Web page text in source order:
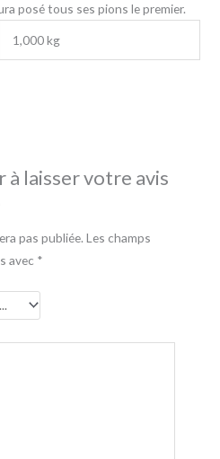
posé tous ses pions le premier.
1,000 kg
à laisser votre avis
pas publiée. Les champs
avec *